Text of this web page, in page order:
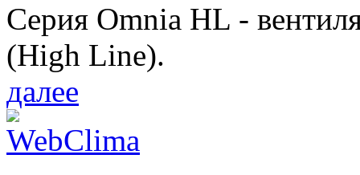
Серия Omnia HL -
(High Line).
далее